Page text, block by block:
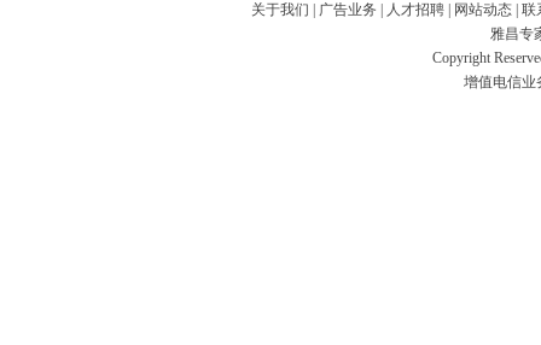
关于我们 广告业务 人才招聘 网站动态 联
雅昌专
Copyright
增值电信